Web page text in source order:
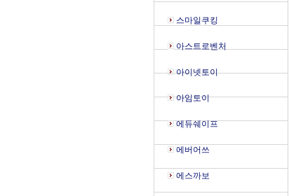
스마일쿠킹
아스트로벤처
아이넷토이
아임토이
에듀쉐이프
에버어쓰
에스까보